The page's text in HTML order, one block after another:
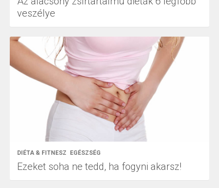
veszélye
DIÉTA & FITNESZ EGÉSZSÉG
Ezeket soha ne tedd, ha fogyni akarsz!